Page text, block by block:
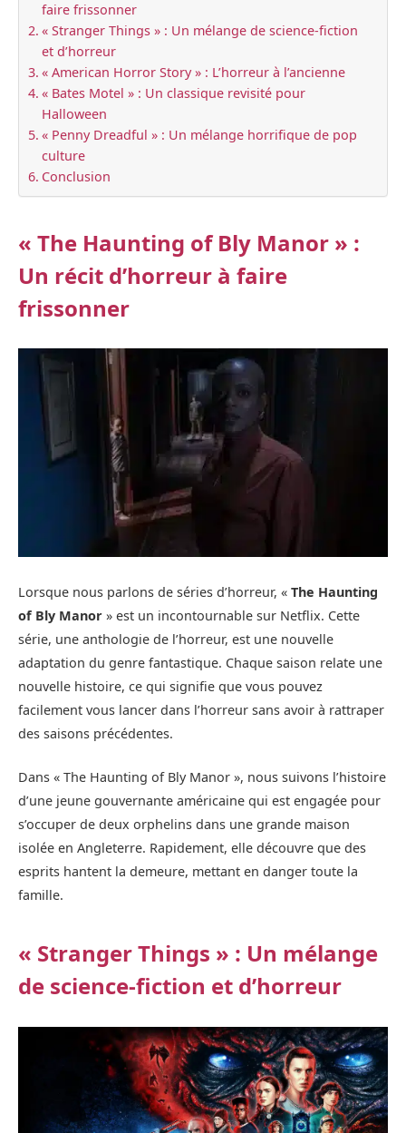
faire frissonner
« Stranger Things » : Un mélange de science-fiction
et d’horreur
« American Horror Story » : L’horreur à l’ancienne
« Bates Motel » : Un classique revisité pour
Halloween
« Penny Dreadful » : Un mélange horrifique de pop
culture
Conclusion
« The Haunting of Bly Manor » :
Un récit d’horreur à faire
frissonner
Lorsque nous parlons de séries d’horreur, « The Haunting
of Bly Manor » est un incontournable sur Netflix. Cette
série, une anthologie de l’horreur, est une nouvelle
adaptation du genre fantastique. Chaque saison relate une
nouvelle histoire, ce qui signifie que vous pouvez
facilement vous lancer dans l’horreur sans avoir à rattraper
des saisons précédentes.
Dans « The Haunting of Bly Manor », nous suivons l’histoire
d’une jeune gouvernante américaine qui est engagée pour
s’occuper de deux orphelins dans une grande maison
isolée en Angleterre. Rapidement, elle découvre que des
esprits hantent la demeure, mettant en danger toute la
famille.
« Stranger Things » : Un mélange
de science-fiction et d’horreur